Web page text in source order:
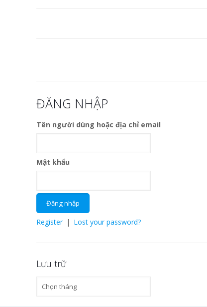
ĐĂNG NHẬP
Tên người dùng hoặc địa chỉ email
Mật khẩu
Register | Lost your password?
Lưu trữ
Lưu